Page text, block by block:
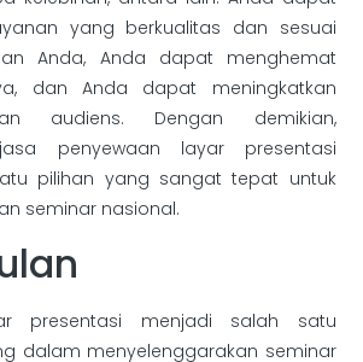
yang berkualitas dan sesuai
Anda, Anda dapat menghemat
dan Anda dapat meningkatkan
audiens. Dengan demikian,
penyewaan layar presentasi
pilihan yang sangat tepat untuk
seminar nasional.
presentasi menjadi salah satu
dalam menyelenggarakan seminar